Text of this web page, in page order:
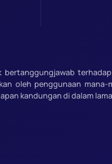
bertanggungjawab
oleh penggunaan mana-
kandungan di dalam